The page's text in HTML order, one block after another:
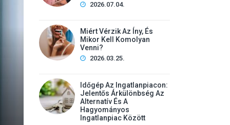
Időgép Az
Alternatív És A
2026.07.04.
Miért Vérzik Az Íny, És
Mikor Kell Komolyan
Venni?
2026.03.25.
Időgép Az Ingatlanpiacon:
Jelentős Árkülönbség Az
Alternatív És A
Hagyományos
Ingatlanpiac Között